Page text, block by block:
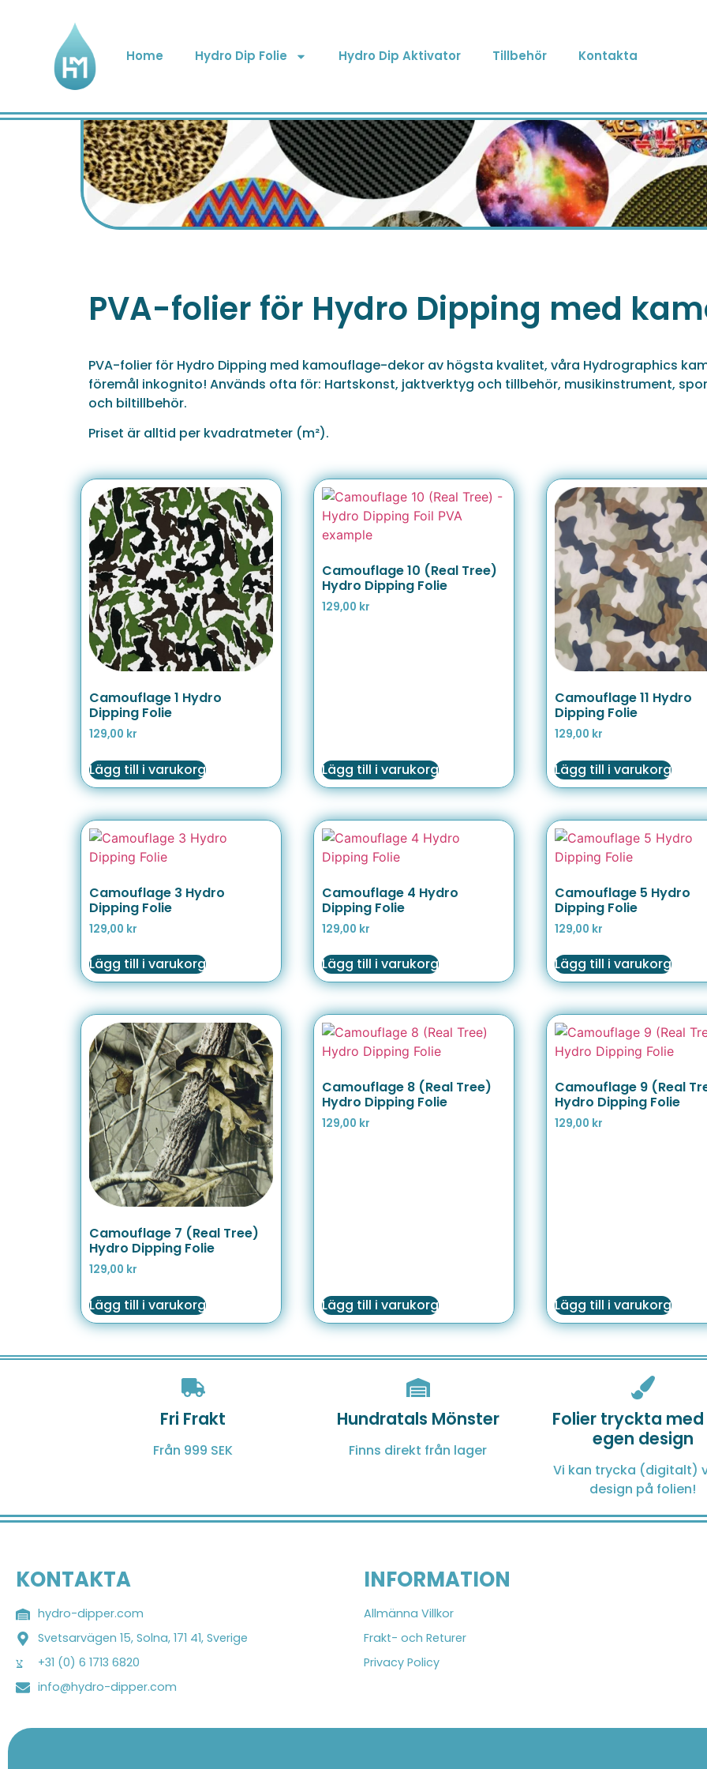
Home Hydro Dip Folie Hydro Dip Aktivator Tillbehör Kontakta
PVA-folier för Hydro Dipping med
PVA-folier för Hydro Dipping med kamouflage-dekor av högsta kvalitet, våra Hydrographics
föremål inkognito! Används ofta för: Hartskonst, jaktverktyg och tillbehör, musikinstrument,
och biltillbehör.
Priset är alltid per kvadratmeter (m²).
Camouflage 1 Hydro
Dipping Folie
129,00 kr
Lägg till i varukorg
Camouflage 10 (Real Tree)
Hydro Dipping Folie
129,00 kr
Lägg till i varukorg
Camouflage 11 Hydro
Dipping Folie
129,00 kr
Lägg till i varukorg
Camouflage 3 Hydro
Dipping Folie
129,00 kr
Lägg till i varukorg
Camouflage 4 Hydro
Dipping Folie
129,00 kr
Lägg till i varukorg
Camouflage 5 Hydro
Dipping Folie
129,00 kr
Lägg till i varukorg
Camouflage 7 (Real Tree)
Hydro Dipping Folie
129,00 kr
Lägg till i varukorg
Camouflage 8 (Real Tree)
Hydro Dipping Folie
129,00 kr
Lägg till i varukorg
Camouflage 9 (Real
Hydro Dipping Folie
129,00 kr
Lägg till i varukorg
Fri Frakt
Från 999 SEK
Hundratals Mönster
Finns direkt från lager
Folier tryckta
egen design
Vi kan trycka (digitalt)
design på folien!
KONTAKTA
hydro-dipper.com
Svetsarvägen 15, Solna, 171 41, Sverige
+31 (0) 6 1713 6820
info@hydro-dipper.com
INFORMATION
Allmänna Villkor
Frakt- och Returer
Privacy Policy